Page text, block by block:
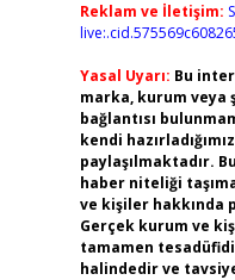
Reklam ve İletişim:
Yasal Uyarı: Bu
marka, kurum veya
bağlantısı
kendi
paylaşılmaktadır.
haber niteliği
ve kişiler hakkında
Gerçek kurum ve
tamamen
halindedir ve